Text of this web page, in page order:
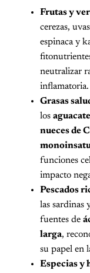
Frutas y
cerezas,
espinaca y
neutralizar
inflamatoria.
Grasas
los
nueces de
funciones
impacto
Pescados
las sardinas
fuentes de
larga,
su papel en
Especias y